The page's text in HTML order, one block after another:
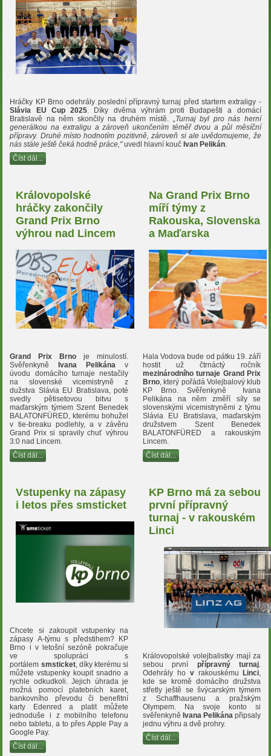
Hráčky KP Brno odehrály poslední přípravný turnaj před startem extraligy -
Slávia EU Cup 2025 . Díky dvěma výhrám proti Budapešti a domácí
Bratislavě na něm skončily na druhém místě.
„Turnaj byl pro nás herní
generálkou na extraligu a zároveň ukončením téměř dvou a půl měsíční
přípravy. Druhé místo hodnotím pozitivně, zároveň si ale uvědomujeme, že
nás stále ještě čeká hodně práce,"uvedl hlavní koučIvan Pelikán
Číst dál...
Královopolské
hráčky zakončily
Grand Prix Brno
výhrou nad Lincem
Grand Prix Brno je minulostí.
SvěřenkyněIvana Pelikána v
úvodu domácího turnaje nestačily
na slovenské vicemistryně z
dužstva Slávia EU Bratislava, poté
svedly pětisetovou bitvu s
maďarským týmem Szent Benedek
BALATONFÜRED, kterému bohužel
v tie-breaku podlehly, a v závěru
Grand Prix si spravily chuť výhrou
3:0 nad Lincem.
Číst dál...
Na Grand Prix Brno
míří týmy z
Rakouska, Slovenska
a Maďarska
Hala Vodova bude od pátku 19. září
hostit už čtrnáctý ročník
mezinárodního turnaje Grand Prix
Brno, který pořádá Volejbalový klub
KP Brno. Svěřenkyně Ivana
Pelikána na něm změří síly se
slovenskými vicemistryněmi z týmu
Slávia EU Bratislava, maďarským
družstvem Szent Benedek
BALATONFÜRED a rakouským
Lincem.
Číst dál...
Vstupenky na zápasy
i letos přes smsticket
Chcete si zakoupit vstupenky na
zápasy A-týmu s předstihem? KP
Brno i v letošní sezóně pokračuje
ve spolupráci s
portálem smsticket, díky kterému si
můžete vstupenky koupit snadno a
rychle odkudkoli. Jejich úhrada je
možná pomocí platebních karet,
bankovního převodu či benefitní
karty Edenred a platit můžete
jednoduše i z mobilního telefonu
nebo tabletu, a to přes Apple Pay a
Google Pay.
Číst dál...
KP Brno má za sebou
první přípravný
turnaj - v rakouském
Linci
Královopolské volejbalistky mají za
sebou první přípravný turnaj
Odehrály ho vrakouskémuLinci
kde se kromě domácího družstva
střetly ještě se švýcarským týmem
z Schaffhausenu a pražským
Olympem. Na svoje konto si
svěřenkyněIvana Pelikána připsaly
jednu výhru a dvě prohry.
Číst dál...